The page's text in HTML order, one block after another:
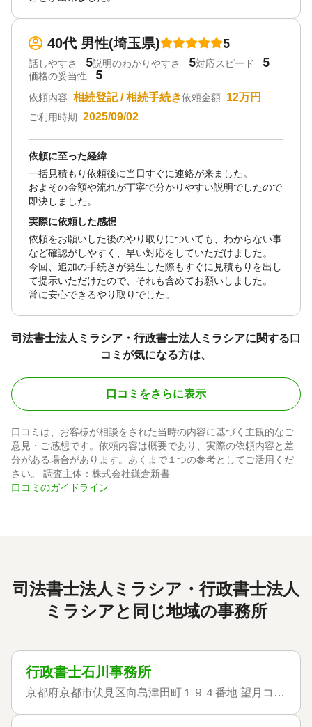
40代 男性(埼玉県) 5
話しやすさ 5説明のわかりやすさ 5対応スピード 5
価格の妥当性 5
依頼内容 相続登記 / 相続手続き依頼金額 12万円
ご利用時期 2025/09/02
依頼に至った経緯
一括見積もり依頼後に当日すぐに連絡が来ました。
およその金額や流れが丁寧で分かりやすい説明でしたので
即決しました。
実際に依頼した感想
依頼をお願いした後のやり取りについても、わからない事
など確認がしやすく、早い対応をしていただけました。
今回、追加の手続きが発生した際もすぐに見積もりを出し
て提示いただけたので、それも含めてお願いしました。
常に安心できるやり取りでした。
司法書士法人ミラシア・行政書士法人ミラシアに関する口
コミが気になる方は、
口コミをさらに表示
口コミは、お客様が相談をされた当時の内容に基づく主観的なご
意見・ご感想です。依頼内容は概要であり、実際の依頼内容と差
分がある場合があります。あくまで１つの参考としてご活用くだ
さい。 調査主体：株式会社鎌倉新書
口コミのガイドライン
司法書士法人ミラシア・行政書士法人
ミラシアと同じ地域の事務所
行政書士石川事務所
京都府京都市伏見区向島津田町１９４番地 望月コーポ２１１